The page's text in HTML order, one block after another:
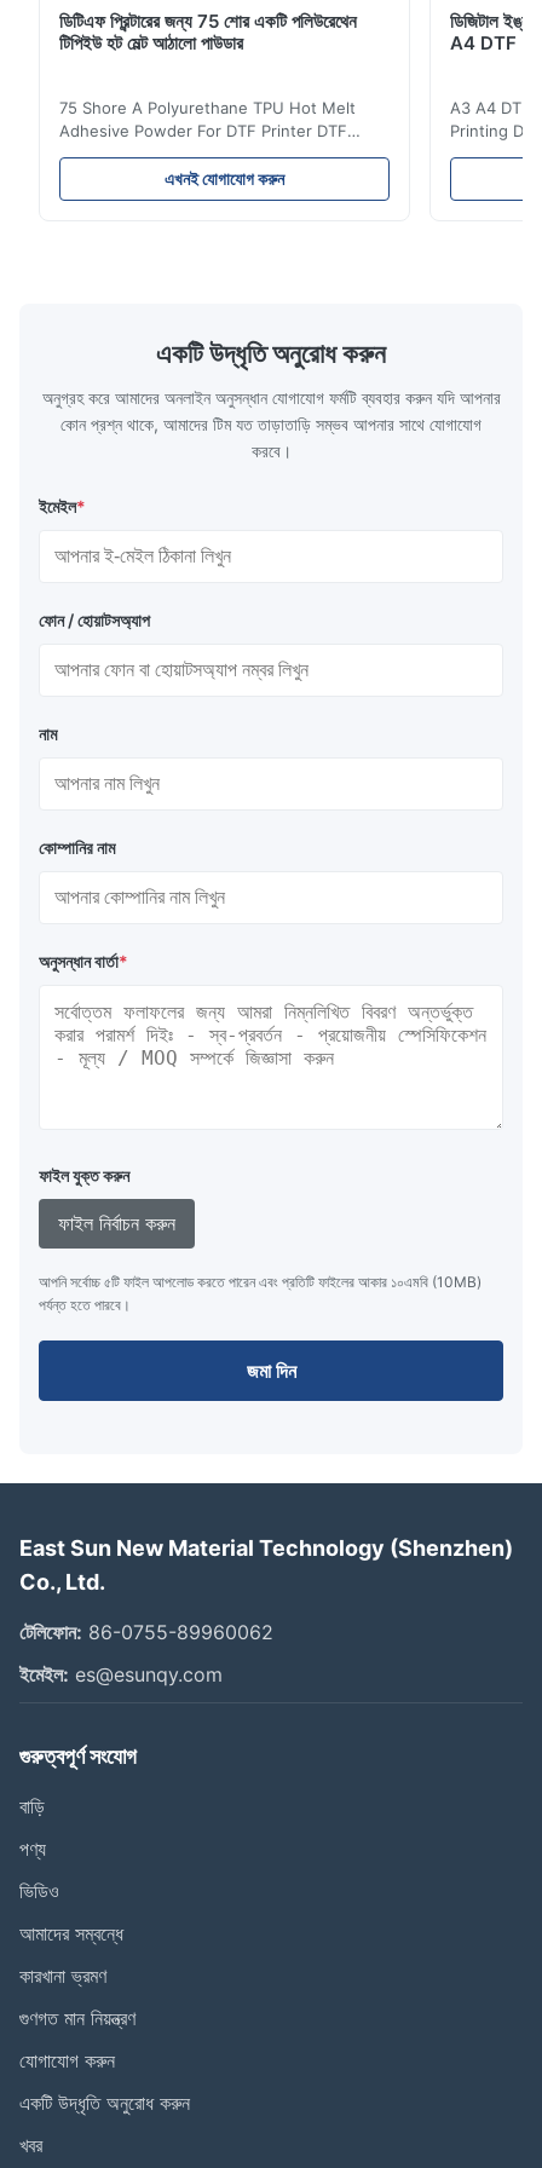
ডিটিএফ প্রিন্টারের জন্য 75 শোর একটি পলিউরেথেন
টিপিইউ হট মেল্ট আঠালো পাউডার
75 Shore A Polyurethane TPU Hot Melt
Adhesive Powder For DTF Printer DTF
Powder Technical Parameters Bonding
Parameters ( reference only) Temperature
110-130℃ Press 0.5-1.5 kg/cm2 Time 8-20
এখনই যোগাযোগ করুন
ডিজিটাল
A4 DTF
A3 A4 DTF
Printing
application
pattern
একটি উদ্ধৃতি অনুরোধ করুন
অনুগ্রহ করে আমাদের অনলাইন অনুসন্ধান যোগাযোগ ফর্মটি ব্যবহার করুন যদি আপনার
কোন প্রশ্ন থাকে, আমাদের টিম যত তাড়াতাড়ি সম্ভব আপনার সাথে যোগাযোগ
করবে।
ইমেইল*
ফোন / হোয়াটসঅ্যাপ
নাম
কোম্পানির নাম
অনুসন্ধান বার্তা*
ফাইল যুক্ত করুন
ফাইল নির্বাচন করুন
আপনি সর্বোচ্চ ৫টি ফাইল আপলোড করতে পারেন এবং প্রতিটি ফাইলের আকার ১০এমবি (10MB)
পর্যন্ত হতে পারবে।
জমা দিন
East Sun New Material Technology (Shenzhen)
Co., Ltd.
টেলিফোন: 86-0755-89960062
ইমেইল: es@esunqy.com
গুরুত্বপূর্ণ সংযোগ
বাড়ি
পণ্য
ভিডিও
আমাদের সম্বন্ধে
কারখানা ভ্রমণ
গুণগত মান নিয়ন্ত্রণ
যোগাযোগ করুন
একটি উদ্ধৃতি অনুরোধ করুন
খবর